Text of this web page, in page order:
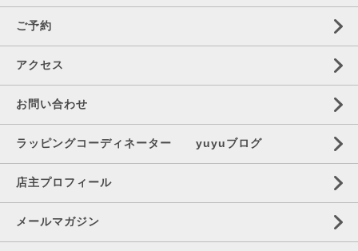
ご予約
アクセス
お問い合わせ
ラッピングコーディネーター yuyuブログ
店主プロフィール
メールマガジン